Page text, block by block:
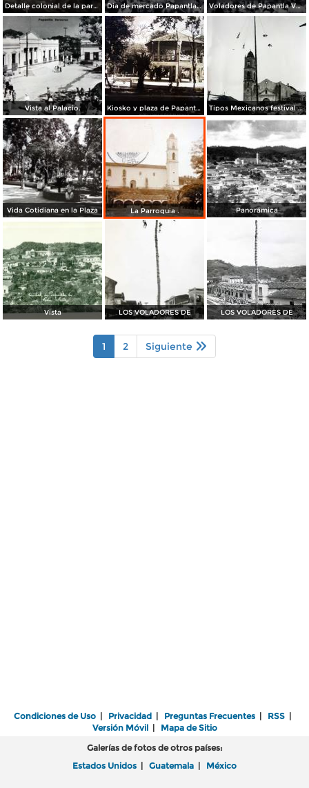
Detalle colonial de la parroquia. Dia de mercado Papantla Veracruz. Voladores de Papantla Veracruz.
Vista al Palacio. Kiosko y plaza de Papantla Veracruz. Tipos Mexicanos festival los Voladores de Papantla Veracruz.
Vida Cotidiana en la Plaza La Parroquia . Panorámica
Vista LOS VOLADORES DE LOS VOLADORES DE
1 2 Siguiente
Condiciones de Uso | Privacidad | Preguntas Frecuentes | RSS |
Versión Móvil| Mapa de Sitio
Galerías de fotos de otros países:
Estados Unidos | Guatemala | México